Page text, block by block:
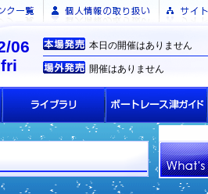
本日の開催はありません
開催はありません
06
fri